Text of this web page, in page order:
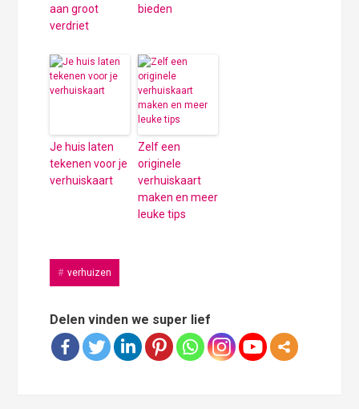
aan groot
verdriet
bieden
Je huis laten
tekenen voor je
verhuiskaart
Zelf een
originele
verhuiskaart
maken en meer
leuke tips
verhuizen
Delen vinden we super lief